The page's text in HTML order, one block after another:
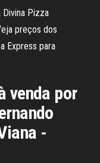
Divina Pizza
preços dos
Express para
venda por
-